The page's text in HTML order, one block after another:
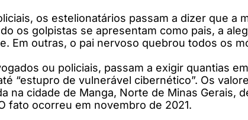
os estelionatários passam a dizer que a
os golpistas se apresentam como pais, a
Em outras, o pai nervoso quebrou todos os
ou policiais, passam a exigir quantias
“estupro de vulnerável cibernético”. Os
na cidade de Manga, Norte de Minas Gerais,
fato ocorreu em novembro de 2021.